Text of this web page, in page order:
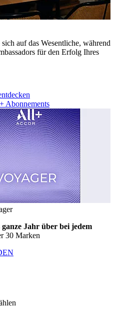
auf das Wesentliche, während
für den Erfolg Ihres
Abonnements
Jahr über bei jedem
30 Marken